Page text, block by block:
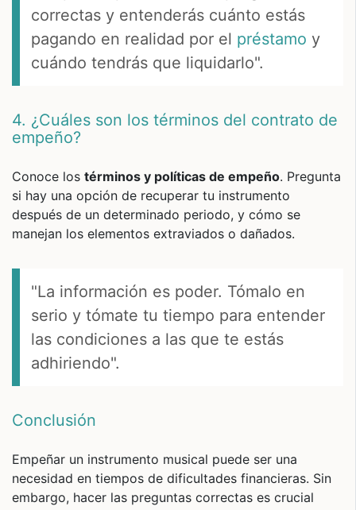
correctas y entenderás cuánto estás
pagando en realidad por el préstamo y
cuándo tendrás que liquidarlo".
4. ¿Cuáles son los términos del contrato de
empeño?
Conoce los términos y políticas de empeño. Pregunta
si hay una opción de recuperar tu instrumento
después de un determinado periodo, y cómo se
manejan los elementos extraviados o dañados.
"La información es poder. Tómalo en
serio y tómate tu tiempo para entender
las condiciones a las que te estás
adhiriendo".
Conclusión
Empeñar un instrumento musical puede ser una
necesidad en tiempos de dificultades financieras. Sin
embargo, hacer las preguntas correctas es crucial